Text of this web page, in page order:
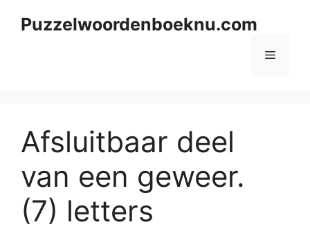
Puzzelwoordenboeknu.com
Menu
Afsluitbaar deel
van een geweer.
(7) letters